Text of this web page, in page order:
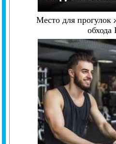
Место для прогулок
обхода